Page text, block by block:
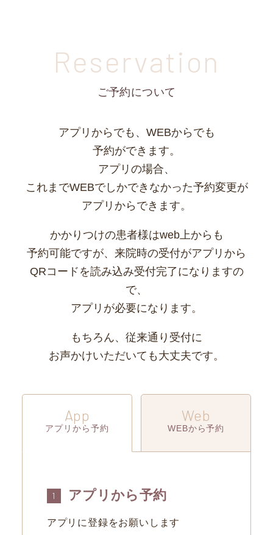
Reservation
ご予約について
アプリからでも、WEBからでも
予約ができます。
アプリの場合、
これまでWEBでしかできなかった予約変更が
アプリからできます。
かかりつけの患者様はweb上からも
予約可能ですが、来院時の受付がアプリから
QRコードを読み込み受付完了になりますの
で、
アプリが必要になります。
もちろん、従来通り受付に
お声かけいただいても大丈夫です。
App
アプリから予約
Web
WEBから予約
1 アプリから予約
アプリに登録をお願いします